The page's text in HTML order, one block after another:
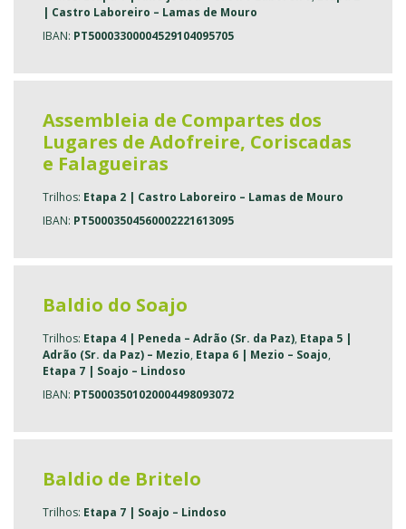
| Castro Laboreiro – Lamas de Mouro
IBAN: PT50003300004529104095705
Assembleia de Compartes dos
Lugares de Adofreire, Coriscadas
e Falagueiras
Trilhos: Etapa 2 | Castro Laboreiro – Lamas de Mouro
IBAN: PT50003504560002221613095
Baldio do Soajo
Trilhos: Etapa 4 | Peneda – Adrão (Sr. da Paz), Etapa 5 |
Adrão (Sr. da Paz) – Mezio, Etapa 6 | Mezio – Soajo,
Etapa 7 | Soajo – Lindoso
IBAN: PT50003501020004498093072
Baldio de Britelo
Trilhos: Etapa 7 | Soajo – Lindoso